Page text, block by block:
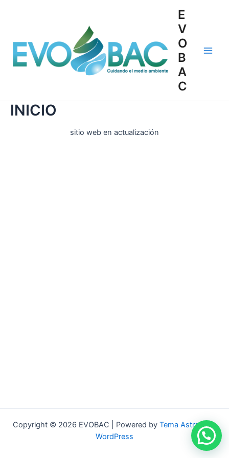
E
V
O
B
A
C
INICIO
sitio web en actualización
Copyright © 2026 EVOBAC | Powered by Tema Astra para
WordPress